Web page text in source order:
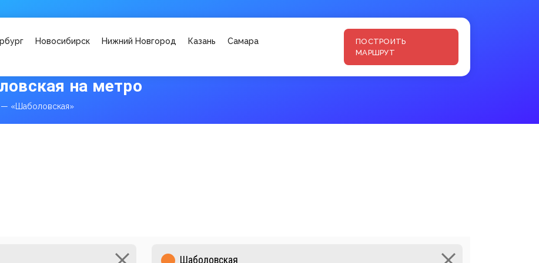
Новосибирск Нижний Новгород Казань Самара
ПОСТРОИТЬ
МАРШРУТ
на метро
«Шаболовская»